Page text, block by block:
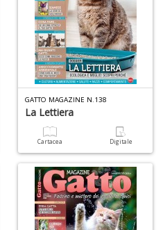
GATTO MAGAZINE N.138
La Lettiera
Cartacea Digitale